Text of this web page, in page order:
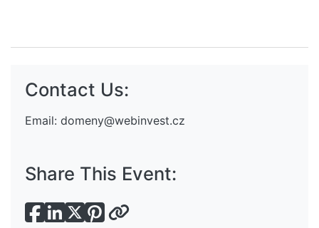
Contact Us:
Email: domeny@webinvest.cz
Share This Event: